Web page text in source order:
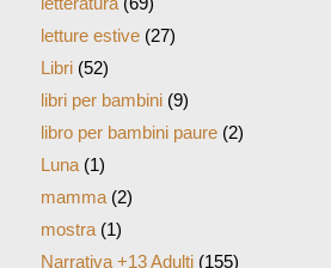
letture estive(27)
Libri(52)
libri per bambini(9)
libro per bambini paure(2)
Luna(1)
mamma(2)
mostra(1)
Narrativa +13 Adulti(155)